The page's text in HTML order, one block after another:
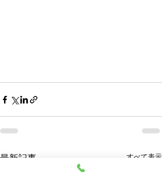
最新記事 すべて表示